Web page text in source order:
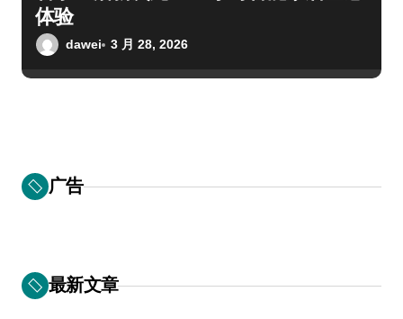
体验
dawei 3 月 28, 2026
广告
最新文章